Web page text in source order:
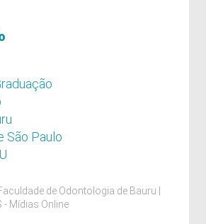
São Paulo
de Odontologia de Bauru |
- Mídias Online